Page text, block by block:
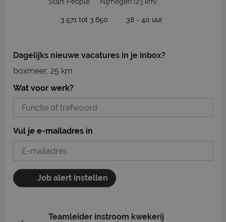
3.571 tot 3.650 38 - 40 uur
Dagelijks nieuwe vacatures in je inbox?
boxmeer, 25 km
Wat voor werk?
Vul je e-mailadres in
Job alert instellen
Teamleider instroom kwekerij